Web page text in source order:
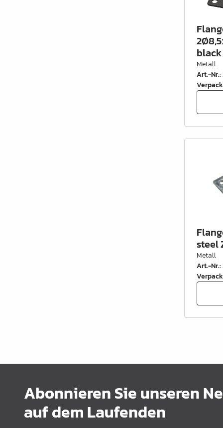
black
Metall
Art.-Nr.:
steel
Metall
Art.-Nr.:
Abonnieren Sie unseren
auf dem Laufenden